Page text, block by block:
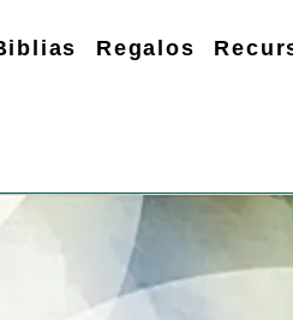
Regalos